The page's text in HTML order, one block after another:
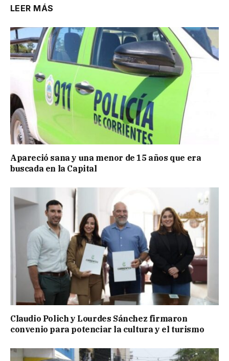
LEER MÁS
Apareció sana y una menor de 15 años que era
buscada en la Capital
Claudio Polich y Lourdes Sánchez firmaron
convenio para potenciar la cultura y el turismo